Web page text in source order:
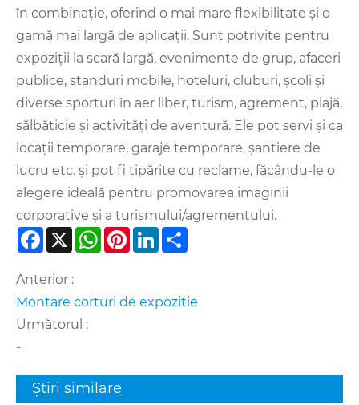
în combinație, oferind o mai mare flexibilitate și o
gamă mai largă de aplicații. Sunt potrivite pentru
expoziții la scară largă, evenimente de grup, afaceri
publice, standuri mobile, hoteluri, cluburi, școli și
diverse sporturi în aer liber, turism, agrement, plajă,
sălbăticie și activități de aventură. Ele pot servi și ca
locații temporare, garaje temporare, șantiere de
lucru etc. și pot fi tipărite cu reclame, făcându-le o
alegere ideală pentru promovarea imaginii
corporative și a turismului/agrementului.
Facebook
X WhatsApp
PinterestLinkedIn
Anterior :
Montare corturi de expozitie
Următorul :
-
Știri similare